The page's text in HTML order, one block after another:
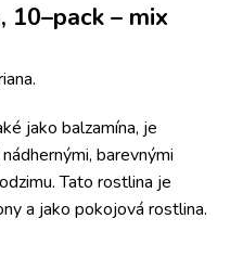
– mix
jako balzamína, je
barevnými
Tato rostlina je
a jako pokojová rostlina.